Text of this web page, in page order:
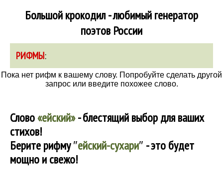
Большой крокодил - любимый генератор
поэтов России
РИФМЫ:
Пока нет рифм к вашему слову. Попробуйте сделать другой
запрос или введите похожее слово.
Слово«ейский»- блестящий выбор для ваших
стихов!
Берите рифму″ейский-сухари″ - это будет
мощно и свежо!